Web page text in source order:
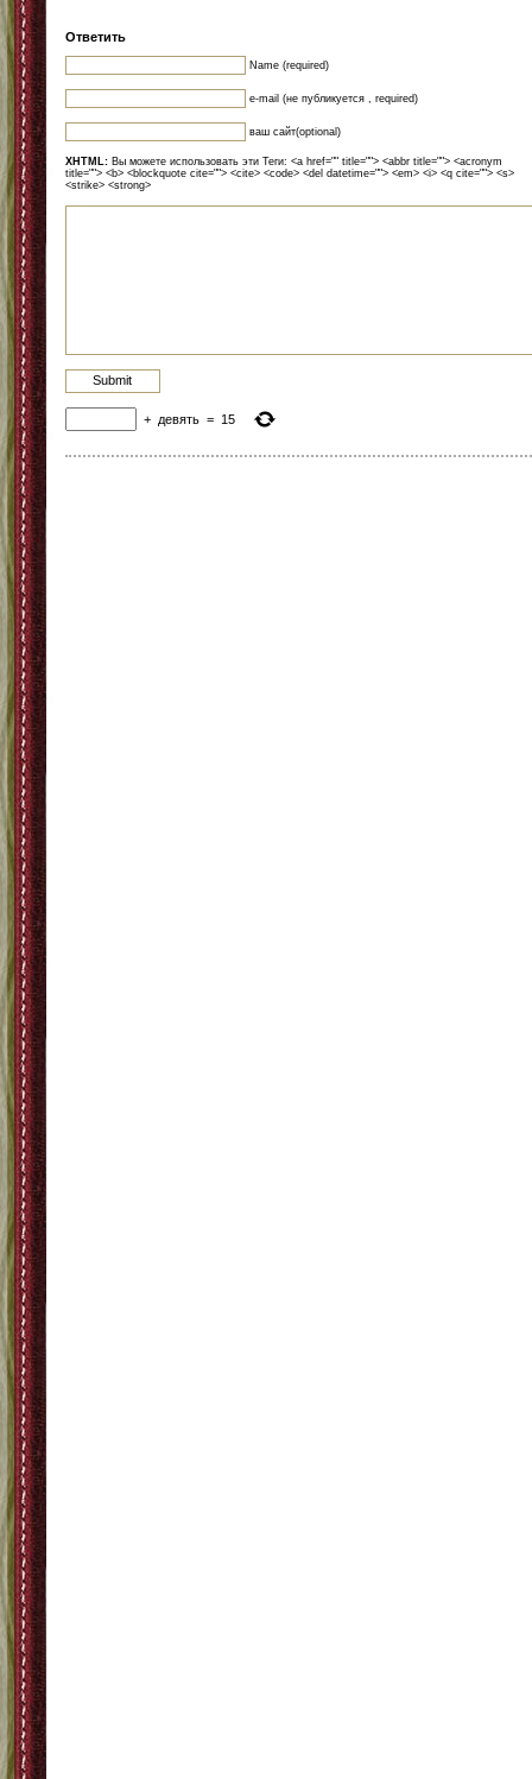
Ответить
Name (required)
e-mail (не публикуется , required)
ваш сайт(optional)
XHTML: Вы можете использовать эти Теги: <a href="" title=""> <abbr title=""> <acronym
title=""> <b> <blockquote cite=""> <cite> <code> <del datetime=""> <em> <i> <q cite=""> <s>
<strike> <strong>
+ девять = 15